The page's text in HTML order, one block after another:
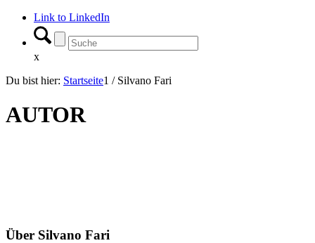
Link to LinkedIn
x
Du bist hier: Startseite1 / Silvano Fari
AUTOR
Über Silvano Fari